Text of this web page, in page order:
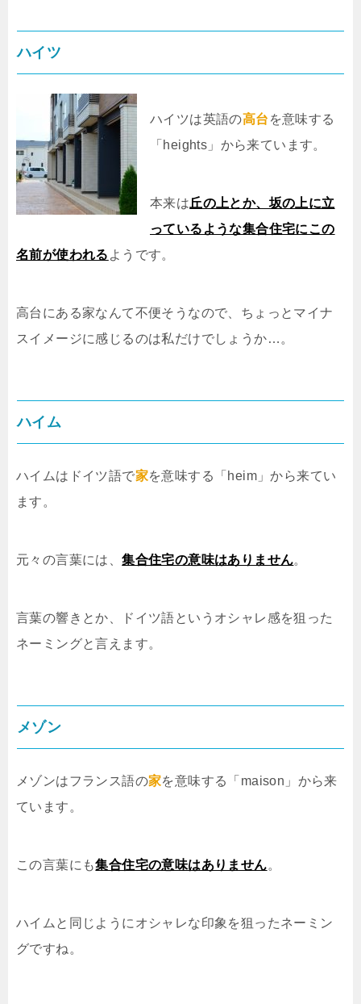
ハイツ
ハイツは英語の高台 を意味する
「heights」から来ています。
本来は 丘の上とか、坂の上に立
っているような集合住宅にこの
名前が使われる ようです。
高台にある家なんて不便そうなので、ちょっとマイナ
スイメージに感じるのは私だけでしょうか…。
ハイム
ハイムはドイツ語で家を意味する「heim」から来てい
ます。
元々の言葉には、集合住宅の意味はありません。
言葉の響きとか、ドイツ語というオシャレ感を狙った
ネーミングと言えます。
メゾン
メゾンはフランス語の家を意味する「maison」から来
ています。
この言葉にも集合住宅の意味はありません。
ハイムと同じようにオシャレな印象を狙ったネーミン
グですね。